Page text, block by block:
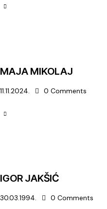
MAJA MIKOLAJ
11.11.2024. 0 Comments
IGOR JAKŠIĆ
30.03.1994. 0 Comments